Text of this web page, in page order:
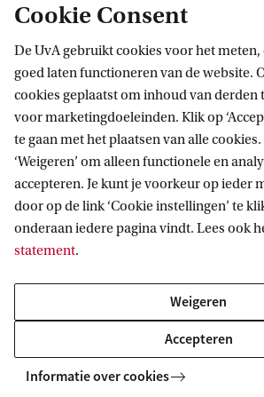
Informatie voor
Bachelorstudiekiezers
Masterstudiekiezers
UvA-studenten
Medewerkers
Journalisten
Alumni
Schooldecanen en vakdocenten
Externen
Direct naar
Webmail
Bibliotheek
Vacatures
Huisstijl
Contact
UvA op social media
Volg UvA op sociale media
Cookie Consent
De UvA gebruikt cookies voor het
goed laten functioneren van de website.
cookies geplaatst om inhoud van derden
voor marketingdoeleinden. Klik op
te gaan met het plaatsen van alle
‘Weigeren’ om alleen functionele en
accepteren. Je kunt je voorkeur op ieder
door op de link ‘Cookie instellingen’ te
onderaan iedere pagina vindt. Lees ook
statement.
Weigeren
Accepteren
Informatie over cookies